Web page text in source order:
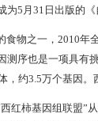
为5月31日出版的《
物之一，2010年
测序也是一项具有
，约3.5万个基因
红柿基因组联盟”